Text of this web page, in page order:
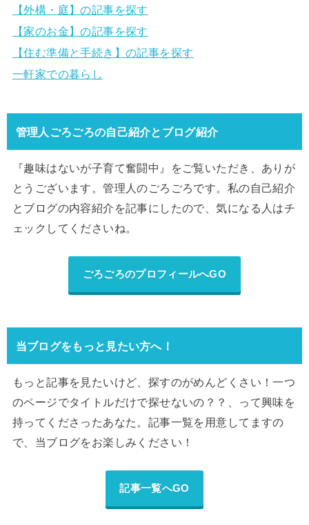
【外構・庭】の記事を探す
【家のお金】の記事を探す
【住む準備と手続き】の記事を探す
一軒家での暮らし
管理人ごろごろの自己紹介とブログ紹介
『趣味はないが子育て奮闘中』をご覧いただき、ありが
とうございます。管理人のごろごろです。私の自己紹介
とブログの内容紹介を記事にしたので、気になる人はチ
ェックしてくださいね。
ごろごろのプロフィールへGO
当ブログをもっと見たい方へ！
もっと記事を見たいけど、探すのがめんどくさい！一つ
のページでタイトルだけで探せないの？？、って興味を
持ってくださったあなた。記事一覧を用意してますの
で、当ブログをお楽しみください！
記事一覧へGO